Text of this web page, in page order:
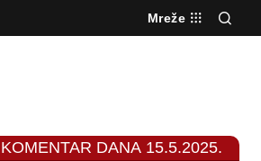
Mreže
KOMENTAR DANA 15.5.2025.